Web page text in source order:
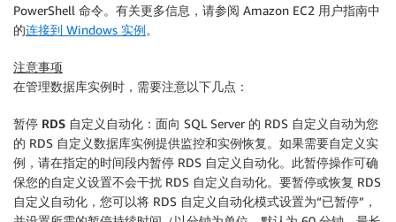
PowerShell 命令。有关更多信息，请参阅 Amazon EC2 用户指南中
的连接到 Windows 实例。
注意事项
在管理数据库实例时，需要注意以下几点：
暂停 RDS 自定义自动化： 面向 SQL Server 的 RDS 自定义自动为您
的 RDS 自定义数据库实例提供监控和实例恢复。如果需要自定义实
例，请在指定的时间段内暂停 RDS 自定义自动化。此暂停操作可确
保您的自定义设置不会干扰 RDS 自定义自动化。要暂停或恢复 RDS
自定义自动化，您可以将 RDS 自定义自动化模式设置为“已暂停”，